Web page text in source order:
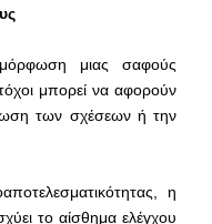
μιας σαφούς
μπορεί να αφορούν
των σχέσεων ή την
η
το αίσθημα ελέγχου